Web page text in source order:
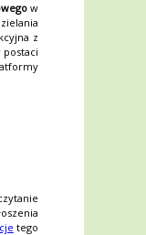
w
z
postaci
tego